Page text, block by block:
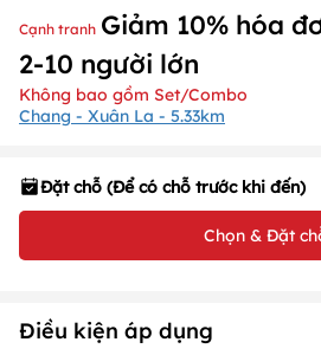
Cạnh tranh Giảm 10% hóa
2-10 người lớn
Không bao gồm Set/Combo
Chang - Xuân La - 5.33km
Đặt chỗ (Để có chỗ trước khi đến)
Chọn & Đặt
Điều kiện áp dụng